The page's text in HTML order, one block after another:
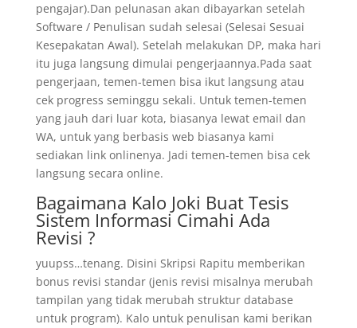
pengajar).Dan pelunasan akan dibayarkan setelah
Software / Penulisan sudah selesai (Selesai Sesuai
Kesepakatan Awal). Setelah melakukan DP, maka hari
itu juga langsung dimulai pengerjaannya.Pada saat
pengerjaan, temen-temen bisa ikut langsung atau
cek progress seminggu sekali. Untuk temen-temen
yang jauh dari luar kota, biasanya lewat email dan
WA, untuk yang berbasis web biasanya kami
sediakan link onlinenya. Jadi temen-temen bisa cek
langsung secara online.
Bagaimana Kalo Joki Buat Tesis
Sistem Informasi Cimahi Ada
Revisi ?
yuupss…tenang. Disini Skripsi Rapitu memberikan
bonus revisi standar (jenis revisi misalnya merubah
tampilan yang tidak merubah struktur database
untuk program). Kalo untuk penulisan kami berikan